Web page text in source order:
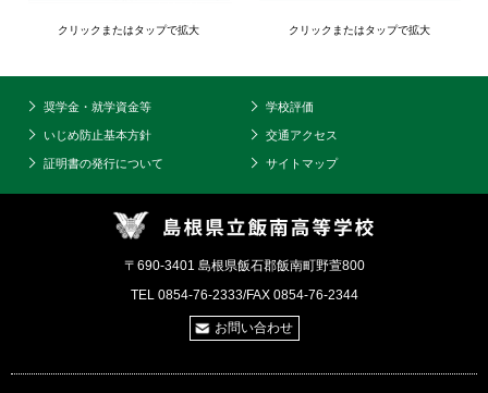
クリックまたはタップで拡大 クリックまたはタップで拡大
奨学金・就学資金等 学校評価
いじめ防止基本方針 交通アクセス
証明書の発行について サイトマップ
〒690-3401 島根県飯石郡飯南町野萱800
TEL 0854-76-2333/FAX 0854-76-2344
お問い合わせ